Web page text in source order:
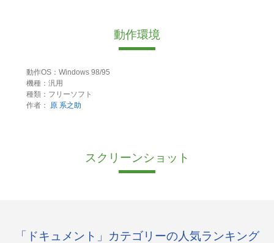
動作環境
動作OS：Windows 98/95
機種：汎用
種類：フリーソフト
作者：
原 系之助
スクリーンショット
「ドキュメント」カテゴリーの人気ランキング